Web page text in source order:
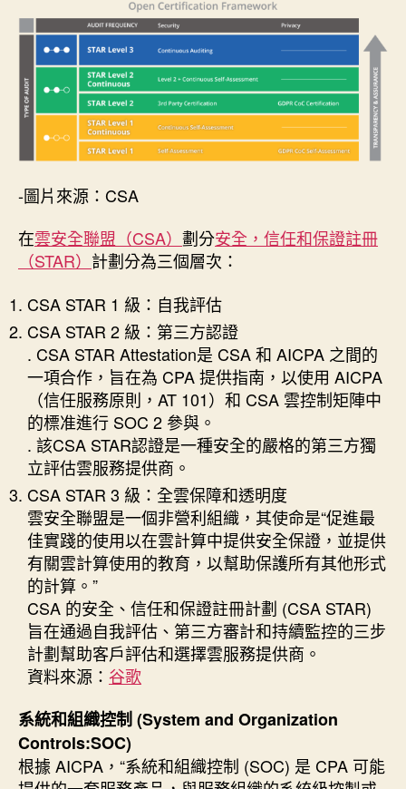
佈
日
期
-圖片來源：CSA
在雲安全聯盟（CSA） 劃分安全，信任和保證註冊
（STAR） 計劃分為三個層次：
CSA STAR 1 級：自我評估
CSA STAR 2 級：第三方認證
. CSA STAR Attestation是 CSA 和 AICPA 之間的
一項合作，旨在為 CPA 提供指南，以使用 AICPA
（信任服務原則，AT 101）和 CSA 雲控制矩陣中
的標准進行 SOC 2 參與。
. 該CSA STAR認證是一種安全的嚴格的第三方獨
立評估雲服務提供商。
CSA STAR 3 級：全雲保障和透明度
雲安全聯盟是一個非營利組織，其使命是“促進最
佳實踐的使用以在雲計算中提供安全保證，並提供
有關雲計算使用的教育，以幫助保護所有其他形式
的計算。”
CSA 的安全、信任和保證註冊計劃 (CSA STAR)
旨在通過自我評估、第三方審計和持續監控的三步
計劃幫助客戶評估和選擇雲服務提供商。
資料來源： 谷歌
系統和組織控制 (System and Organization
Controls:SOC)
根據 AICPA，“系統和組織控制 (SOC) 是 CPA 可能